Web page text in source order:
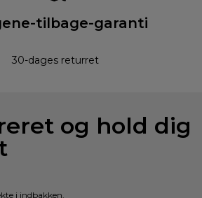
tilbage-garanti
30-dages returret
og hold dig
i indbakken.